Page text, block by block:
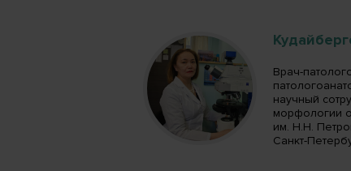
Врач-
научный
морфологии
им. Н.Н.
Санкт-